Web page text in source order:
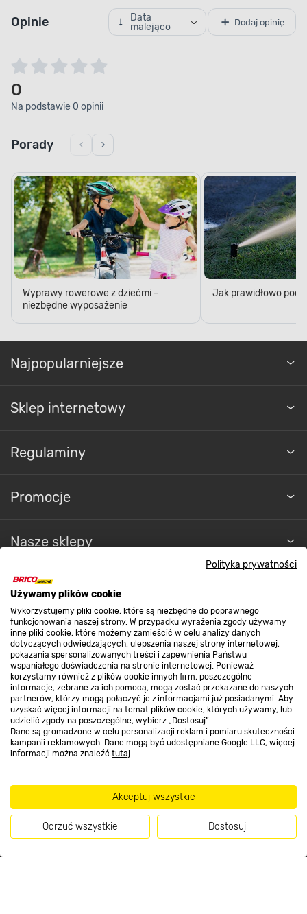
Polityka prywatności
Używamy plików cookie
Wykorzystujemy pliki cookie, które są niezbędne do poprawnego
funkcjonowania naszej strony. W przypadku wyrażenia zgody używamy
inne pliki cookie, które możemy zamieścić w celu analizy danych
dotyczących odwiedzających, ulepszenia naszej strony internetowej,
pokazania spersonalizowanych treści i zapewnienia Państwu
wspaniałego doświadczenia na stronie internetowej. Ponieważ
korzystamy również z plików cookie innych firm, poszczególne
informacje, zebrane za ich pomocą, mogą zostać przekazane do naszych
partnerów, którzy mogą połączyć je z informacjami już posiadanymi. Aby
uzyskać więcej informacji na temat plików cookie, których używamy, lub
udzielić zgody na poszczególne, wybierz „Dostosuj”.
Dane są gromadzone w celu personalizacji reklam i pomiaru skuteczności
kampanii reklamowych. Dane mogą być udostępniane Google LLC, więcej
informacji można znaleźć tutaj.
Akceptuj wszystkie
Odrzuć wszystkie Dostosuj
Opinie
Data
malejąco
Dodaj opinię
0
Na podstawie 0 opinii
Porady
Wyprawy rowerowe z dziećmi –
niezbędne wyposażenie
Jak prawidłowo
Najpopularniejsze
Sklep internetowy
Regulaminy
Promocje
Nasze sklepy
O nas
Kontakt do sklepu
Strefa biznesu
Dołącz do nas